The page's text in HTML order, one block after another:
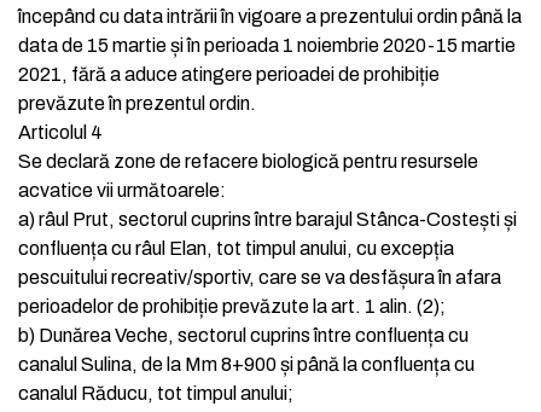
începând cu data intrării în vigoare a prezentului ordin până la
data de 15 martie și în perioada 1 noiembrie 2020-15 martie
2021, fără a aduce atingere perioadei de prohibiție
prevăzute în prezentul ordin.
Articolul 4
Se declară zone de refacere biologică pentru resursele
acvatice vii următoarele:
a)râul Prut, sectorul cuprins între barajul Stânca-Costești și
confluența cu râul Elan, tot timpul anului, cu excepția
pescuitului recreativ/sportiv, care se va desfășura în afara
perioadelor de prohibiție prevăzute la art. 1 alin. (2);
b) Dunărea Veche, sectorul cuprins între confluența cu
canalul Sulina, de la Mm 8+900 și până la confluența cu
canalul Răducu, tot timpul anului;